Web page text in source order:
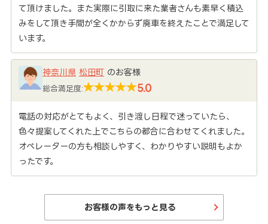
て頂けました。また実際に引取に来た業者さんも素早く積込
みをして頂き手間が全くかからず廃車を終えたことで満足して
います。
神奈川県 松田町のお客様
総合満足度: 5.0
電話の対応がとてもよく、引き渡し日程で迷っていたら、
色々提案してくれた上でこちらの都合に合わせてくれました。
オペレーターの方も相談しやすく、わかりやすい説明もよか
ったです。
お客様の声をもっと見る